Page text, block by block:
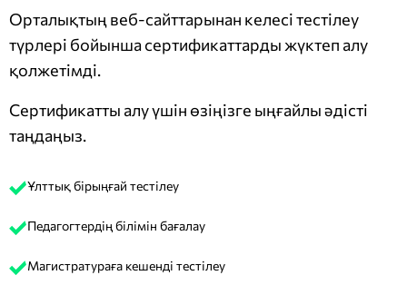
Орталықтың веб-сайттарынан келесі тестілеу
түрлері бойынша сертификаттарды жүктеп алу
қолжетімді.
Сертификатты алу үшін өзіңізге ыңғайлы әдісті
таңдаңыз.
Ұлттық бірыңғай тестілеу
Педагогтердің білімін бағалау
Магистратураға кешенді тестілеу